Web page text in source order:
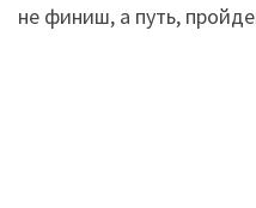
не финиш, а путь,